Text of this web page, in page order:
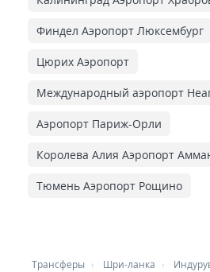
Финдел Аэропорт Люксембург
Цюрих Аэропорт
Международный аэропорт
Аэропорт Париж-Орли
Королева Алия Аэропорт
Тюмень Аэропорт Рощино
Трансферы Шри-ланка